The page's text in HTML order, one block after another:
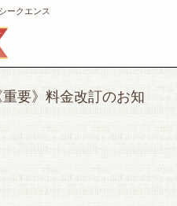
ークエンス